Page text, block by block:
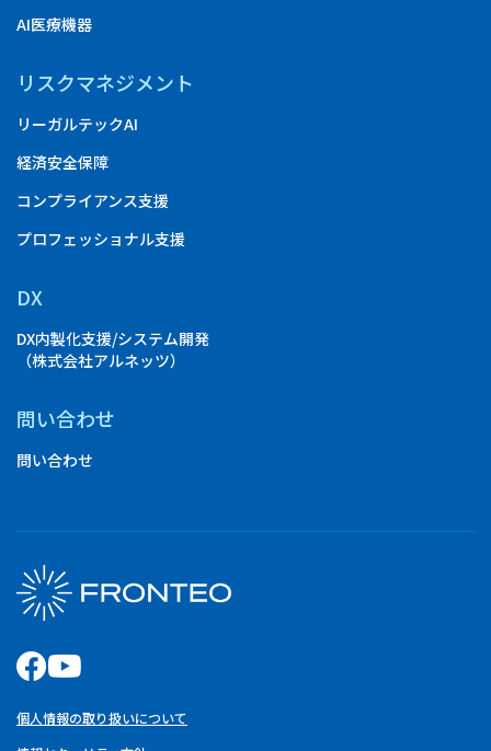
AI医療機器
リスクマネジメント
リーガルテックAI
経済安全保障
コンプライアンス支援
プロフェッショナル支援
DX
DX内製化支援/システム開発
（株式会社アルネッツ）
問い合わせ
問い合わせ
個人情報の取り扱いについて